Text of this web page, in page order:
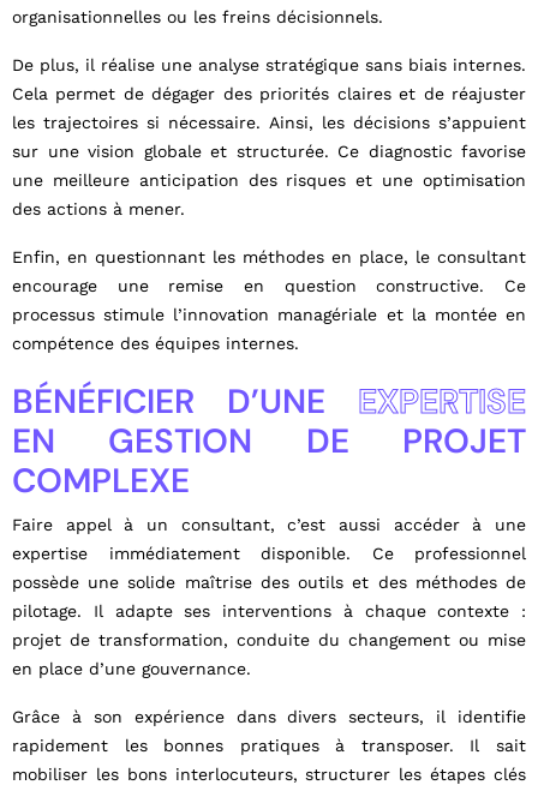
organisationnelles ou les freins décisionnels.
De plus, il réalise une analyse stratégique sans biais internes.
Cela permet de dégager des priorités claires et de réajuster
les trajectoires si nécessaire. Ainsi, les décisions s’appuient
sur une vision globale et structurée. Ce diagnostic favorise
une meilleure anticipation des risques et une optimisation
des actions à mener.
Enfin, en questionnant les méthodes en place, le consultant
encourage une remise en question constructive. Ce
processus stimule l’innovation managériale et la montée en
compétence des équipes internes.
BÉNÉFICIER D’UNE EXPERTISE
EN GESTION DE PROJET
COMPLEXE
Faire appel à un consultant, c’est aussi accéder à une
expertise immédiatement disponible. Ce professionnel
possède une solide maîtrise des outils et des méthodes de
pilotage. Il adapte ses interventions à chaque contexte :
projet de transformation, conduite du changement ou mise
en place d’une gouvernance.
Grâce à son expérience dans divers secteurs, il identifie
rapidement les bonnes pratiques à transposer. Il sait
mobiliser les bons interlocuteurs, structurer les étapes clés